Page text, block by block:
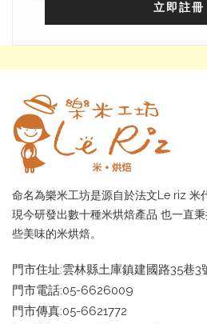
立即註冊
命名為樂米工坊是源自於法文Le riz 米
現今研發出數十種米烘焙產品 也一直
些美味的米烘焙。
門市住址:雲林縣土庫鎮建國路35巷3
門市電話:05-6626009
門市傳真:05-6621772